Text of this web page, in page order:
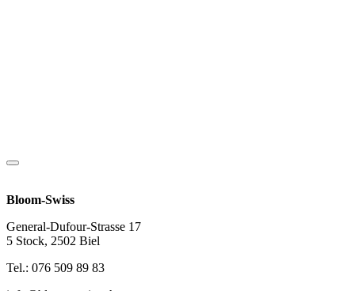
Bloom-Swiss
General-Dufour-Strasse 17
5 Stock, 2502 Biel
Tel.: 076 509 89 83